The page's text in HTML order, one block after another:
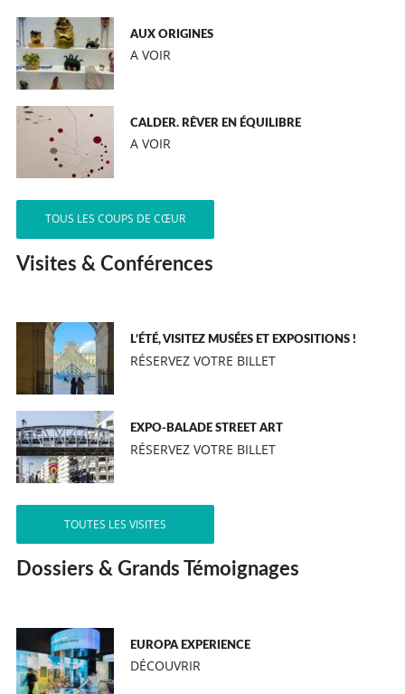
AUX ORIGINES
A VOIR
CALDER. RÊVER EN ÉQUILIBRE
A VOIR
TOUS LES COUPS DE CŒUR
Visites & Conférences
L’ÉTÉ, VISITEZ MUSÉES ET EXPOSITIONS !
RÉSERVEZ VOTRE BILLET
EXPO-BALADE STREET ART
RÉSERVEZ VOTRE BILLET
TOUTES LES VISITES
Dossiers & Grands Témoignages
EUROPA EXPERIENCE
DÉCOUVRIR